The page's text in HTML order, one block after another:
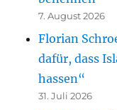
7. August 2026
Florian
dafür, dass
hassen“
31. Juli 2026